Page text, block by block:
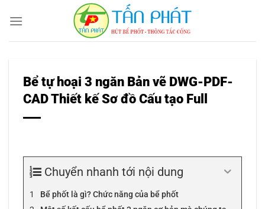
qua
Bể tự hoại 3 ngăn Bản vẽ DWG-PDF-
CAD Thiết kế Sơ đồ Cấu tạo Full
Chuyển nhanh tới nội dung
Bể phốt là gì? Chức năng của bể phốt